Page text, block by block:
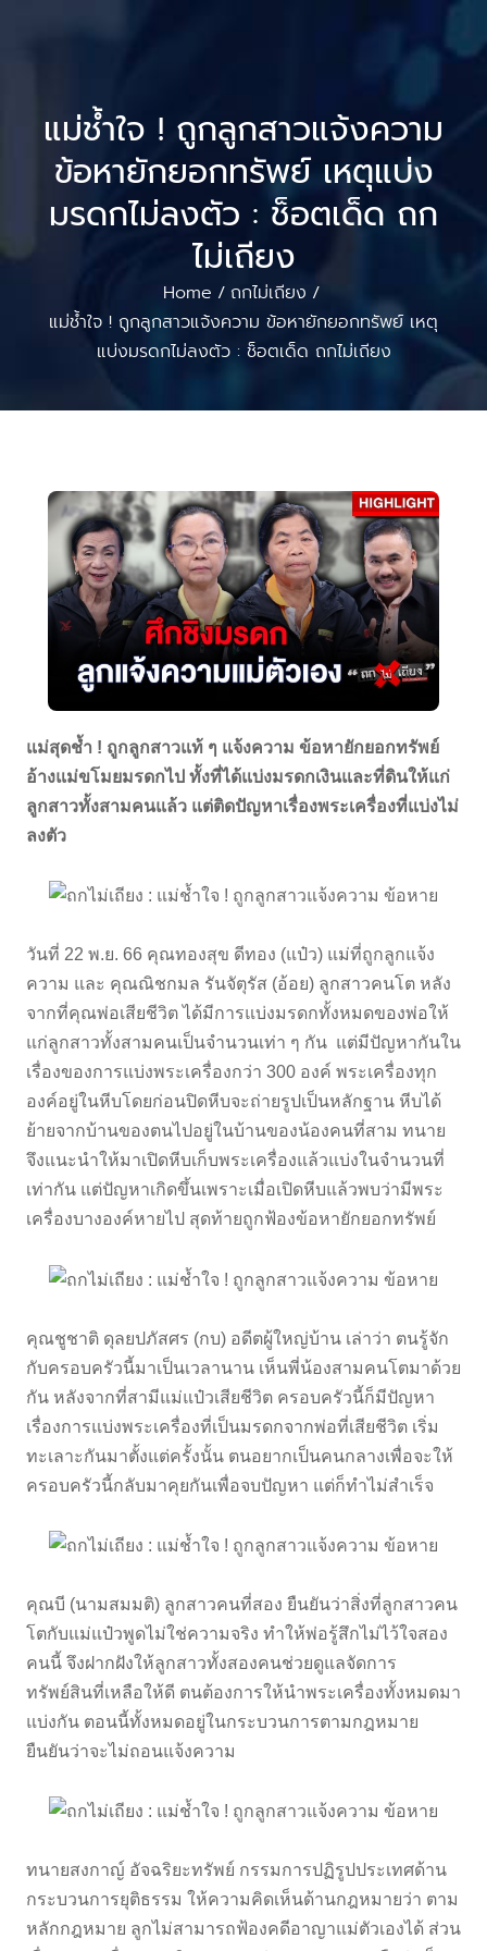
แม่ช้ำใจ ! ถูกลูกสาวแจ้งความ
ข้อหายักยอกทรัพย์ เหตุแบ่ง
มรดกไม่ลงตัว : ช็อตเด็ด ถก
ไม่เถียง
Home / ถกไม่เถียง /
แม่ช้ำใจ ! ถูกลูกสาวแจ้งความ ข้อหายักยอกทรัพย์ เหตุ
แบ่งมรดกไม่ลงตัว : ช็อตเด็ด ถกไม่เถียง
แม่สุดช้ำ ! ถูกลูกสาวแท้ ๆ แจ้งความ ข้อหายักยอกทรัพย์
อ้างแม่ขโมยมรดกไป ทั้งที่ได้แบ่งมรดกเงินและที่ดินให้แก่
ลูกสาวทั้งสามคนแล้ว แต่ติดปัญหาเรื่องพระเครื่องที่แบ่งไม่
ลงตัว
วันที่ 22 พ.ย. 66 คุณทองสุข ดีทอง (แป๋ว) แม่ที่ถูกลูกแจ้ง
ความ และ คุณณิชกมล รันจัตุรัส (อ้อย) ลูกสาวคนโต หลัง
จากที่คุณพ่อเสียชีวิต ได้มีการแบ่งมรดกทั้งหมดของพ่อให้
แก่ลูกสาวทั้งสามคนเป็นจำนวนเท่า ๆ กัน แต่มีปัญหากันใน
เรื่องของการแบ่งพระเครื่องกว่า 300 องค์ พระเครื่องทุก
องค์อยู่ในหีบโดยก่อนปิดหีบจะถ่ายรูปเป็นหลักฐาน หีบได้
ย้ายจากบ้านของตนไปอยู่ในบ้านของน้องคนที่สาม ทนาย
จึงแนะนำให้มาเปิดหีบเก็บพระเครื่องแล้วแบ่งในจำนวนที่
เท่ากัน แต่ปัญหาเกิดขึ้นเพราะเมื่อเปิดหีบแล้วพบว่ามีพระ
เครื่องบางองค์หายไป สุดท้ายถูกฟ้องข้อหายักยอกทรัพย์
คุณชูชาติ ดุลยปภัสศร (กบ) อดีตผู้ใหญ่บ้าน เล่าว่า ตนรู้จัก
กับครอบครัวนี้มาเป็นเวลานาน เห็นพี่น้องสามคนโตมาด้วย
กัน หลังจากที่สามีแม่แป๋วเสียชีวิต ครอบครัวนี้ก็มีปัญหา
เรื่องการแบ่งพระเครื่องที่เป็นมรดกจากพ่อที่เสียชีวิต เริ่ม
ทะเลาะกันมาตั้งแต่ครั้งนั้น ตนอยากเป็นคนกลางเพื่อจะให้
ครอบครัวนี้กลับมาคุยกันเพื่อจบปัญหา แต่ก็ทำไม่สำเร็จ
คุณบี (นามสมมติ) ลูกสาวคนที่สอง ยืนยันว่าสิ่งที่ลูกสาวคน
โตกับแม่แป๋วพูดไม่ใช่ความจริง ทำให้พ่อรู้สึกไม่ไว้ใจสอง
คนนี้ จึงฝากฝังให้ลูกสาวทั้งสองคนช่วยดูแลจัดการ
ทรัพย์สินที่เหลือให้ดี ตนต้องการให้นำพระเครื่องทั้งหมดมา
แบ่งกัน ตอนนี้ทั้งหมดอยู่ในกระบวนการตามกฎหมาย
ยืนยันว่าจะไม่ถอนแจ้งความ
ทนายสงกาญ์ อัจฉริยะทรัพย์ กรรมการปฏิรูปประเทศด้าน
กระบวนการยุติธรรม ให้ความคิดเห็นด้านกฎหมายว่า ตาม
หลักกฎหมาย ลูกไม่สามารถฟ้องคดีอาญาแม่ตัวเองได้ ส่วน